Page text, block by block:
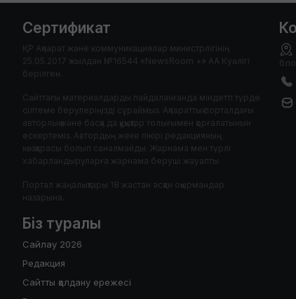
Сертификат
ҚР Ақпарат және коммуникациялар министрлігінің
25.05.2017 жылдан №16544 «NewsRoom +» АА Куәлігі
берілген.
Сайттағы материалдарды пайдаланғанда міндетті түрде
сілтеме берулеріңізді сұраймыз. Ақпараттық порталдағы
авторлық және басқа да құқықтар толығымен қорғалатынын
ескертеміз. Автордың жеке пікірі редакцияның
көзқарасы болып саналмайды. Жарнама мен түрлі
хабарландыруларға жарнама беруші жауапты.
Портал жаңалықтары 18 жастан асқан оқырмандар
назарына.
Біз туралы
Сайлау 2026
Редакция
Сайтты қолдану ережесі